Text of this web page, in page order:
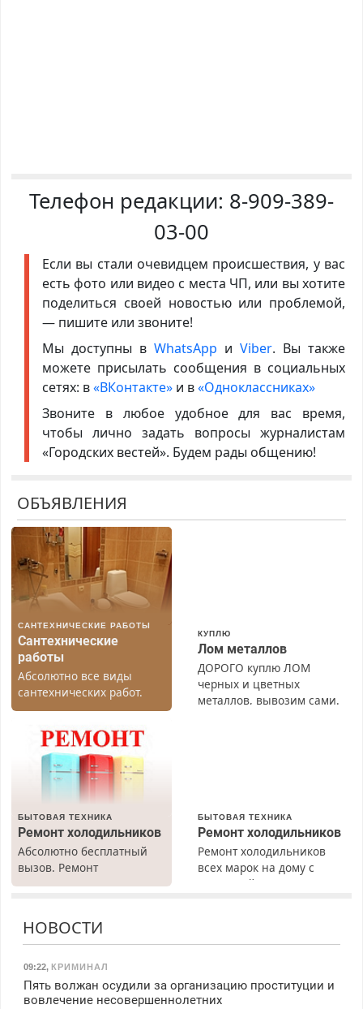
Телефон редакции: 8-909-389-
03-00
Если вы стали очевидцем происшествия, у вас
есть фото или видео с места ЧП, или вы хотите
поделиться своей новостью или проблемой,
— пишите или звоните!
Мы доступны в WhatsApp иViber. Вы также
можете присылать сообщения в социальных
сетях: в«ВКонтакте»и в«Одноклассниках»
Звоните в любое удобное для вас время,
чтобы лично задать вопросы журналистам
«Городских вестей». Будем рады общению!
ОБЪЯВЛЕНИЯ
САНТЕХНИЧЕСКИЕ РАБОТЫ
Сантехнические
работы
Абсолютно все виды
сантехнических работ.
Быстро. Качественно.
КУПЛЮ
Лом металлов
ДОРОГО куплю ЛОМ
черных и цветных
металлов, вывозим сами.
БЫТОВАЯ ТЕХНИКА
Ремонт холодильников
Абсолютно бесплатный
вызов. Ремонт
холодильников всех
Срочно. Без выходных.
Пенсионерам – скидки до
40%. Мастер со стажем.
БЫТОВАЯ ТЕХНИКА
Ремонт холодильников
Ремонт холодильников
всех марок на дому с
гарантией. Замена
Вызов бесплатный.
НОВОСТИ
09:22, КРИМИНАЛ
Пять волжан осудили за организацию проституции и
вовлечение несовершеннолетних